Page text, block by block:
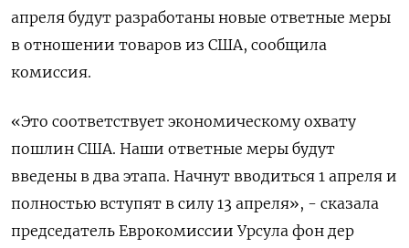
апреля будут разработаны новые ответные меры
в отношении товаров из США, сообщила
комиссия.
«Это соответствует экономическому охвату
пошлин США. Наши ответные меры будут
введены в два этапа. Начнут вводиться 1 апреля и
полностью вступят в силу 13 апреля», - сказала
председатель Еврокомиссии Урсула фон дер